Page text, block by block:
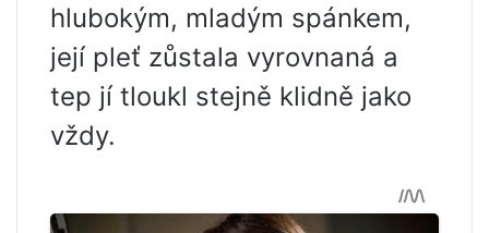
hlubokým, mladým spánkem,
její pleť zůstala vyrovnaná a
tep jí tloukl stejně klidně jako
vždy.